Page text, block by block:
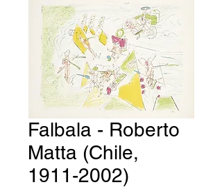
Falbala - Roberto
Matta (Chile,
1911-2002)